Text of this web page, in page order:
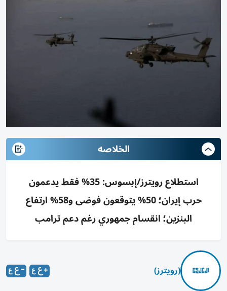
الخلاصه
استطلاع رويترز/إبسوس: 35% فقط يدعمون
حرب إيران؛ 50% يتوقعون فوضى و58% ارتفاع
البنزين؛ انقسام جمهوري رغم دعم ترامب
(رويترز)